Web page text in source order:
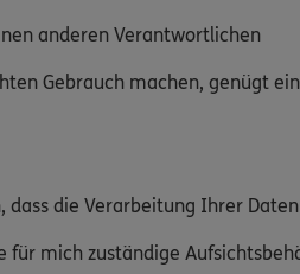
anderen Verantwortlichen
Gebrauch machen, genügt
dass die Verarbeitung Ihrer
für mich zuständige